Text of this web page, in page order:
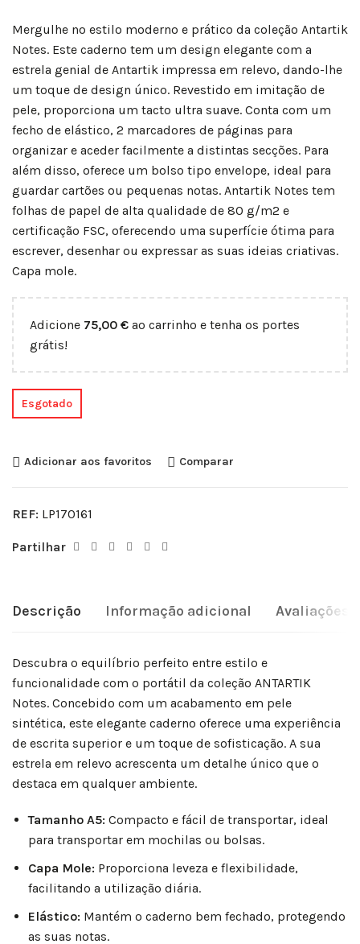
Mergulhe no estilo moderno e prático da coleção Antartik
Notes. Este caderno tem um design elegante com a
estrela genial de Antartik impressa em relevo, dando-lhe
um toque de design único. Revestido em imitação de
pele, proporciona um tacto ultra suave. Conta com um
fecho de elástico, 2 marcadores de páginas para
organizar e aceder facilmente a distintas secções. Para
além disso, oferece um bolso tipo envelope, ideal para
guardar cartões ou pequenas notas. Antartik Notes tem
folhas de papel de alta qualidade de 80 g/m2 e
certificação FSC, oferecendo uma superfície ótima para
escrever, desenhar ou expressar as suas ideias criativas.
Capa mole.
Adicione 75,00 € ao carrinho e tenha os portes
grátis!
Esgotado
Adicionar aos favoritos Comparar
REF: LP170161
Partilhar
Descrição Informação adicional Avaliações
Descubra o equilíbrio perfeito entre estilo e
funcionalidade com o portátil da coleção ANTARTIK
Notes. Concebido com um acabamento em pele
sintética, este elegante caderno oferece uma experiência
de escrita superior e um toque de sofisticação. A sua
estrela em relevo acrescenta um detalhe único que o
destaca em qualquer ambiente.
Tamanho A5: Compacto e fácil de transportar, ideal
para transportar em mochilas ou bolsas.
Capa Mole: Proporciona leveza e flexibilidade,
facilitando a utilização diária.
Elástico: Mantém o caderno bem fechado, protegendo
as suas notas.